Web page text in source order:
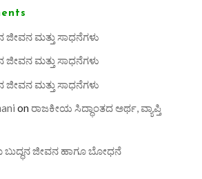
ಮತ್ತು ಸಾಧನೆಗಳು
ಮತ್ತು ಸಾಧನೆಗಳು
ಮತ್ತು ಸಾಧನೆಗಳು
on ರಾಜಕೀಯ ಸಿದ್ಧಾಂತದ ಅರ್ಥ, ವ್ಯಾಪ್ತಿ
ಜೀವನ ಹಾಗೂ ಬೋಧನೆ